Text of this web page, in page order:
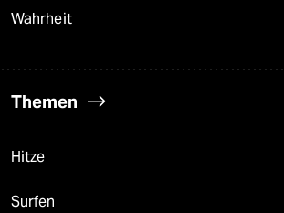
Wahrheit
Themen
Hitze
Surfen